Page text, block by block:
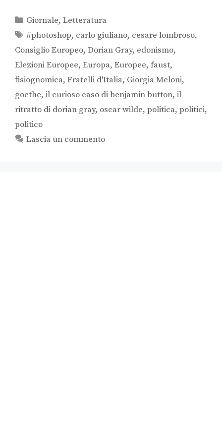
Giornale,Letteratura
#photoshop, carlo giuliano, cesare lombroso,
Consiglio Europeo, Dorian Gray, edonismo,
Elezioni Europee, Europa, Europee, faust,
fisiognomica, Fratelli d'Italia, Giorgia Meloni,
goethe, il curioso caso di benjamin button, il
ritratto di dorian gray, oscar wilde, politica, politici,
politico
Lascia un commento